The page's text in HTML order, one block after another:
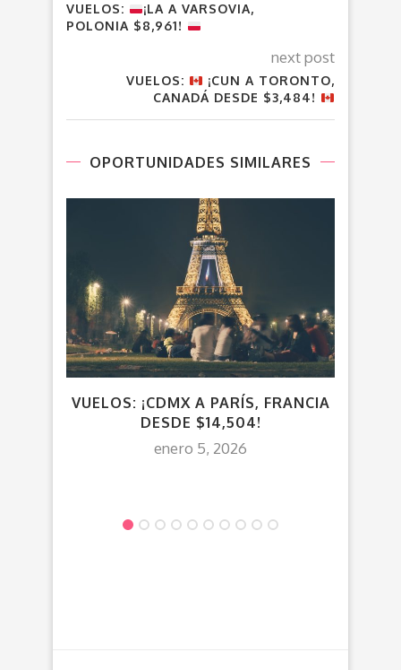
VUELOS:
¡LA A VARSOVIA,
POLONIA $8,961!
next post
VUELOS:
¡CUN A TORONTO,
CANADÁ DESDE $3,484!
OPORTUNIDADES SIMILARES
VUELOS: ¡CDMX A PARÍS, FRANCIA
DESDE $14,504!
enero 5, 2026